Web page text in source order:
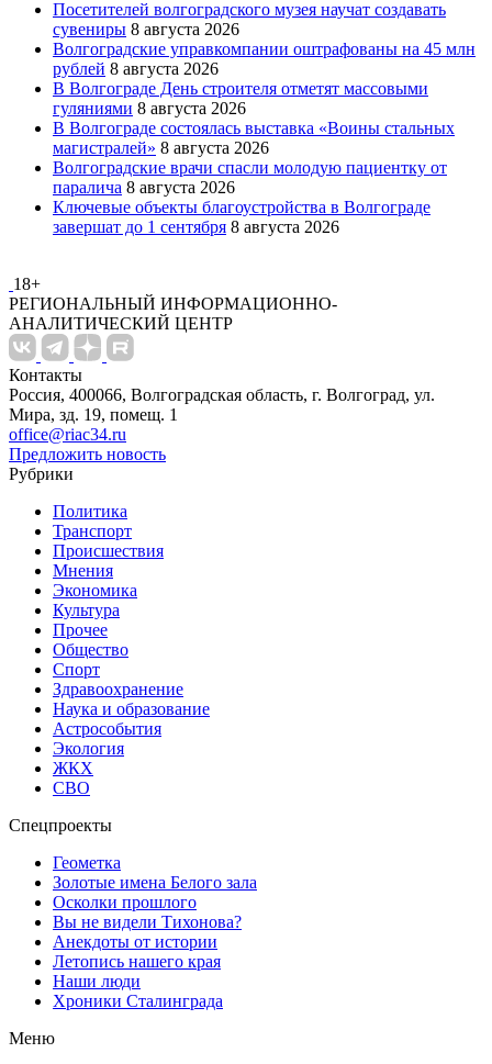
Посетителей волгоградского музея научат создавать
сувениры 8 августа 2026
Волгоградские управкомпании оштрафованы на 45 млн
рублей 8 августа 2026
В Волгограде День строителя отметят массовыми
гуляниями 8 августа 2026
В Волгограде состоялась выставка «Воины стальных
магистралей» 8 августа 2026
Волгоградские врачи спасли молодую пациентку от
паралича 8 августа 2026
Ключевые объекты благоустройства в Волгограде
завершат до 1 сентября 8 августа 2026
18+
РЕГИОНАЛЬНЫЙ ИНФОРМАЦИОННО-
АНАЛИТИЧЕСКИЙ ЦЕНТР
Контакты
Россия, 400066, Волгоградская область, г. Волгоград, ул.
Мира, зд. 19, помещ. 1
office@riac34.ru
Предложить новость
Рубрики
Политика
Транспорт
Происшествия
Мнения
Экономика
Культура
Прочее
Общество
Спорт
Здравоохранение
Наука и образование
Астрособытия
Экология
ЖКХ
СВО
Спецпроекты
Геометка
Золотые имена Белого зала
Осколки прошлого
Вы не видели Тихонова?
Анекдоты от истории
Летопись нашего края
Наши люди
Хроники Сталинграда
Меню